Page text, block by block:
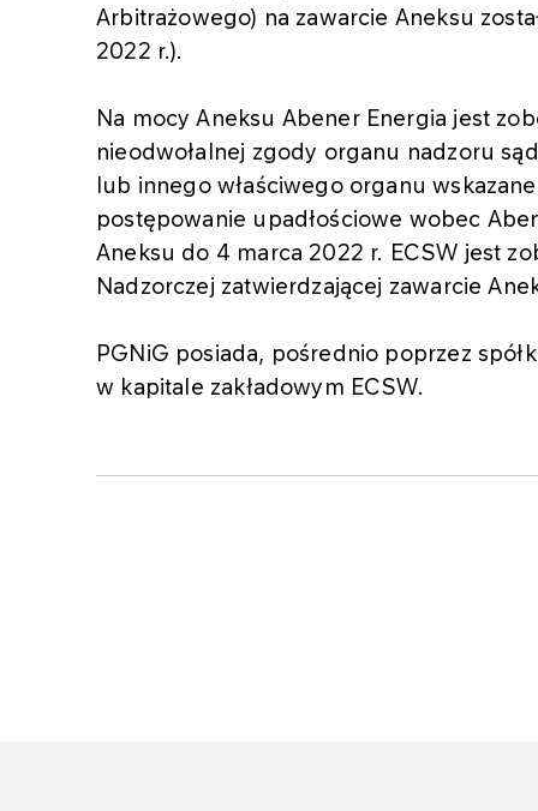
Arbitrażowego) na zawarcie Aneksu
2022 r.).
Na mocy Aneksu Abener Energia jest
nieodwołalnej zgody organu nadzoru
lub innego właściwego organu
postępowanie upadłościowe wobec
Aneksu do 4 marca 2022 r. ECSW jest
Nadzorczej zatwierdzającej zawarcie
PGNiG posiada, pośrednio poprzez
w kapitale zakładowym ECSW.